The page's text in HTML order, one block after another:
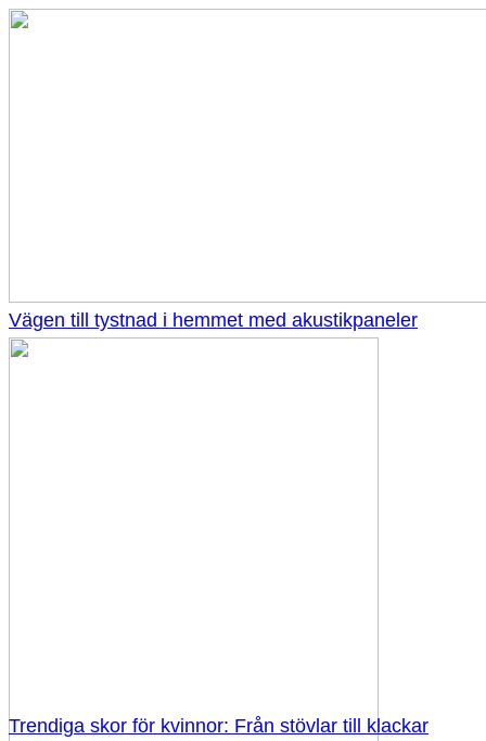
Vägen till tystnad i hemmet med akustikpaneler
Trendiga skor för kvinnor: Från stövlar till klackar